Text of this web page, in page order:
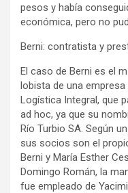
pesos y había
económica, pero no
Berni: contratista y
El caso de Berni es el
lobista de una
Logística Integral, que
ad hoc, ya que su
Río Turbio SA. Según
sus socios son el
Berni y María Esther
Domingo Román, la
fue empleado de